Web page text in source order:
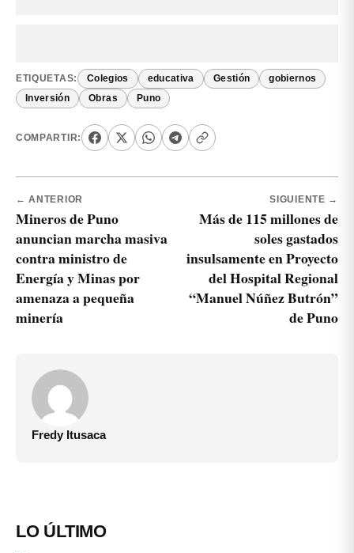
ETIQUETAS: Colegios educativa Gestión gobiernos
Inversión Obras Puno
COMPARTIR:
← ANTERIOR
Mineros de Puno
anuncian marcha masiva
contra ministro de
Energía y Minas por
amenaza a pequeña
minería
SIGUIENTE →
Más de 115 millones de
soles gastados
insulsamente en Proyecto
del Hospital Regional
“Manuel Núñez Butrón”
de Puno
Fredy Itusaca
LO ÚLTIMO